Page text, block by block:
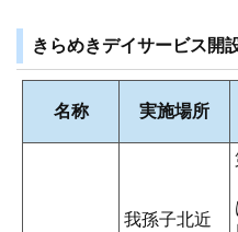
きらめきデイサービス開
名称 実施場所
我孫子北近